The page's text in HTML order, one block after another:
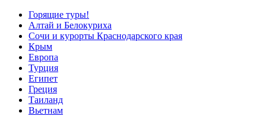
Горящие туры!
Алтай и Белокуриха
Сочи и курорты Краснодарского края
Крым
Европа
Турция
Египет
Греция
Таиланд
Вьетнам